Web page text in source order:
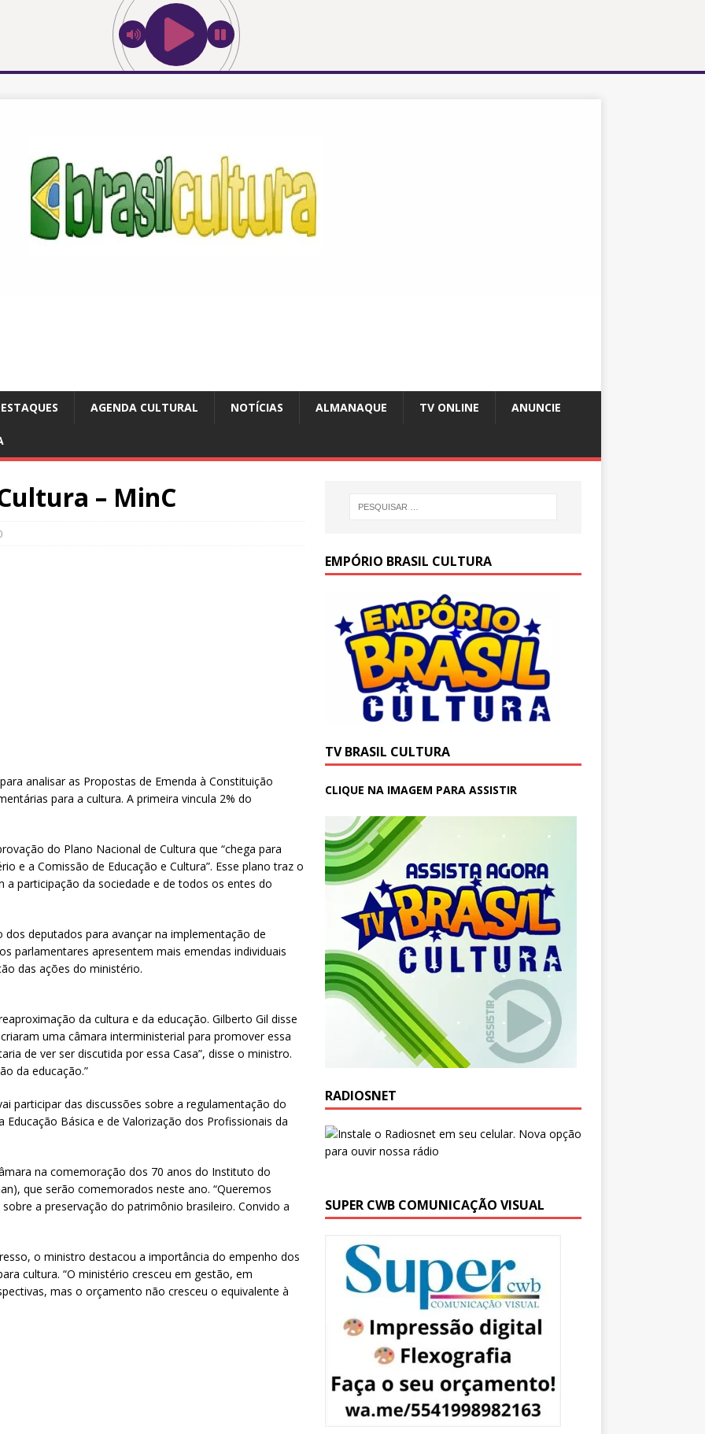
AGENDA CULTURAL NOTÍCIAS ALMANAQUE TV ONLINE ANUNCIE
– MinC
analisar as Propostas de Emenda à Constituição
para a cultura. A primeira vincula 2% do
do Plano Nacional de Cultura que “chega para
e a Comissão de Educação e Cultura”. Esse plano traz o
participação da sociedade e de todos os entes do
deputados para avançar na implementação de
parlamentares apresentem mais emendas individuais
das ações do ministério.
da cultura e da educação. Gilberto Gil disse
uma câmara interministerial para promover essa
de ver ser discutida por essa Casa”, disse o ministro.
da educação.”
participar das discussões sobre a regulamentação do
Básica e de Valorização dos Profissionais da
na comemoração dos 70 anos do Instituto do
que serão comemorados neste ano. “Queremos
a preservação do patrimônio brasileiro. Convido a
o ministro destacou a importância do empenho dos
cultura. “O ministério cresceu em gestão, em
mas o orçamento não cresceu o equivalente à
EMPÓRIO BRASIL CULTURA
TV BRASIL CULTURA
CLIQUE NA IMAGEM PARA ASSISTIR
RADIOSNET
SUPER CWB COMUNICAÇÃO VISUAL